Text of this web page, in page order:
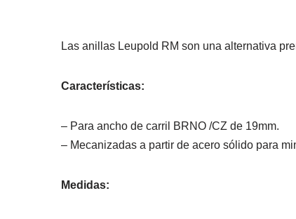
Las anillas Leupold RM son una alternativa
Características:
– Para ancho de carril BRNO /CZ de 19mm.
– Mecanizadas a partir de acero sólido para
Medidas: